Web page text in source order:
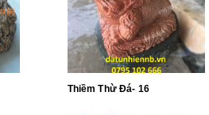
Thiềm Thừ Đá- 16